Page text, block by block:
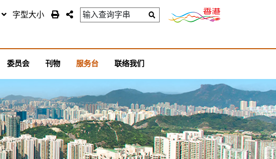
字型大小
委员会 刊物 服务台 联络我们